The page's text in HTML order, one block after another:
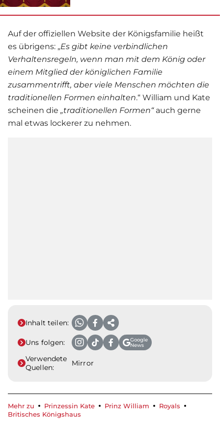
Auf der offiziellen Website der Königsfamilie heißt
es übrigens: „Es gibt keine verbindlichen
Verhaltensregeln, wenn man mit dem König oder
einem Mitglied der königlichen Familie
zusammentrifft, aber viele Menschen möchten die
traditionellen Formen einhalten.“ William und Kate
scheinen die „traditionellen Formen“auch gerne
mal etwas lockerer zu nehmen.
Inhalt teilen:
Uns folgen:
Google
News
Verwendete
Quellen:
Mirror
Mehr zu Prinzessin Kate Prinz William
Royals
Britisches Königshaus